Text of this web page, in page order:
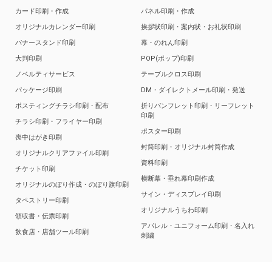
カード印刷・作成
オリジナルカレンダー印刷
バナースタンド印刷
大判印刷
ノベルティサービス
パッケージ印刷
ポスティングチラシ印刷・配布
チラシ印刷・フライヤー印刷
喪中はがき印刷
オリジナルクリアファイル印刷
チケット印刷
オリジナルのぼり作成・のぼり旗印刷
タペストリー印刷
領収書・伝票印刷
飲食店・店舗ツール印刷
パネル印刷・作成
挨拶状印刷・案内状・お礼状印刷
幕・のれん印刷
POP(ポップ)印刷
テーブルクロス印刷
DM・ダイレクトメール印刷・発送
折りパンフレット印刷・リーフレット
印刷
ポスター印刷
封筒印刷・オリジナル封筒作成
資料印刷
横断幕・垂れ幕印刷作成
サイン・ディスプレイ印刷
オリジナルうちわ印刷
アパレル・ユニフォーム印刷・名入れ
刺繍